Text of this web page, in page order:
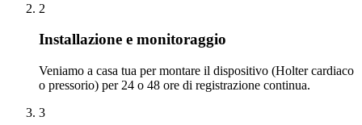
2
Installazione e monitoraggio
Veniamo a casa tua per montare il dispositivo (Holter cardiaco
o pressorio) per 24 o 48 ore di registrazione continua.
3